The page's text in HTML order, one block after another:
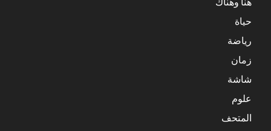
حياة
رياضة
زمان
شاشة
علوم
المتحف